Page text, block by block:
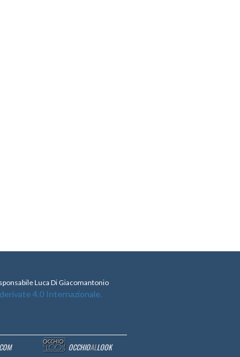
Luca Di Giacomantonio
4.0 Internazionale.
OCCHIOALLOOK